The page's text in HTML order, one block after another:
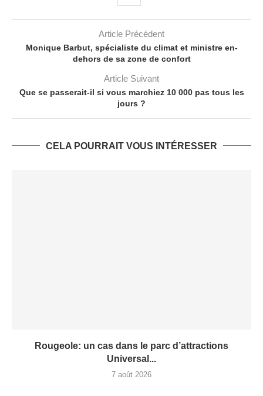
Article Précédent
Monique Barbut, spécialiste du climat et ministre en-
dehors de sa zone de confort
Article Suivant
Que se passerait-il si vous marchiez 10 000 pas tous les
jours ?
CELA POURRAIT VOUS INTÉRESSER
Rougeole: un cas dans le parc d’attractions
Universal...
7 août 2026